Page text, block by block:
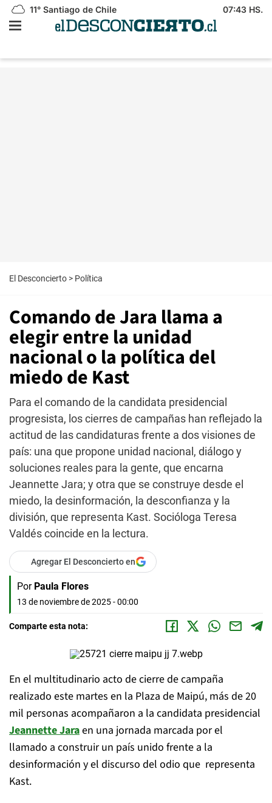
11° Santiago de Chile 07:43 HS.
El Desconcierto > Política
Comando de Jara llama a
elegir entre la unidad
nacional o la política del
miedo de Kast
Para el comando de la candidata presidencial
progresista, los cierres de campañas han reflejado la
actitud de las candidaturas frente a dos visiones de
país: una que propone unidad nacional, diálogo y
soluciones reales para la gente, que encarna
Jeannette Jara; y otra que se construye desde el
miedo, la desinformación, la desconfianza y la
división, que representa Kast. Socióloga Teresa
Valdés coincide en la lectura.
Agregar El Desconcierto en
Por Paula Flores
13 de noviembre de 2025 - 00:00
Comparte esta nota:
En el multitudinario acto de cierre de campaña
realizado este martes en la Plaza de Maipú, más de 20
mil personas acompañaron a la candidata presidencial
Jeannette Jaraen una jornada marcada por el
llamado a construir un país unido frente a la
desinformación y el discurso del odio que representa
Kast.